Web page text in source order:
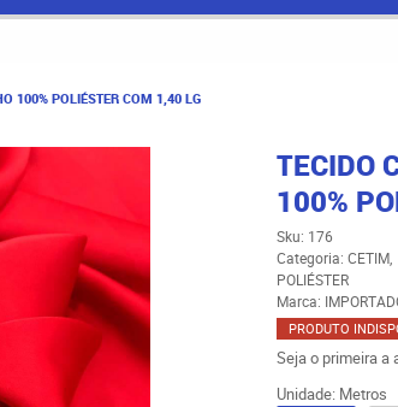
100% POLIÉSTER COM 1,40 LG
TECIDO
100%
Sku: 176
Categoria: CETIM
POLIÉSTER
Marca:
PRODUTO
Seja o primeira a
Unidade: Metros